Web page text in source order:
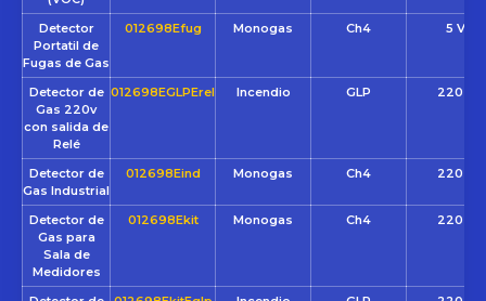
Detector
Portatil de
Fugas de Gas
012698Efug Monogas Ch4 5 VCC
Detector de
Gas 220v
con salida de
Relé
012698EGLPErel Incendio GLP 220
Detector de
Gas Industrial
012698Eind Monogas Ch4 220
Detector de
Gas para
Sala de
Medidores
012698Ekit Monogas Ch4 220